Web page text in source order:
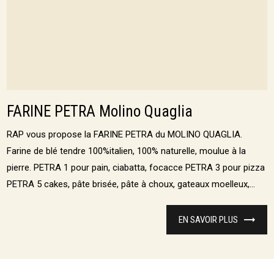
FARINE PETRA Molino Quaglia
RAP vous propose la FARINE PETRA du MOLINO QUAGLIA.
Farine de blé tendre 100%italien, 100% naturelle, moulue à la
pierre. PETRA 1 pour pain, ciabatta, focacce PETRA 3 pour pizza
PETRA 5 cakes, pâte brisée, pâte à choux, gateaux moelleux,...
EN SAVOIR PLUS